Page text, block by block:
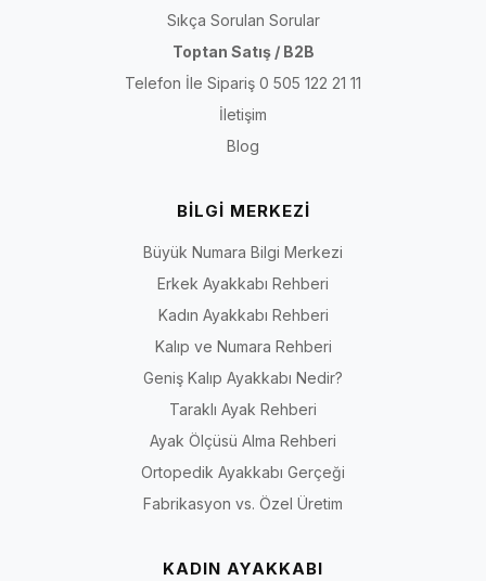
Sıkça Sorulan Sorular
Toptan Satış / B2B
Telefon İle Sipariş 0 505 122 21 11
İletişim
Blog
BİLGİ MERKEZİ
Büyük Numara Bilgi Merkezi
Erkek Ayakkabı Rehberi
Kadın Ayakkabı Rehberi
Kalıp ve Numara Rehberi
Geniş Kalıp Ayakkabı Nedir?
Taraklı Ayak Rehberi
Ayak Ölçüsü Alma Rehberi
Ortopedik Ayakkabı Gerçeği
Fabrikasyon vs. Özel Üretim
KADIN AYAKKABI